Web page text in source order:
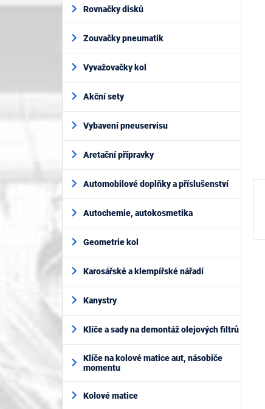
í
e
Rovnačky disků
Zouvačky pneumatik
Vyvažovačky kol
Akční sety
Vybavení pneuservisu
Aretační přípravky
Automobilové doplňky a příslušenství
Autochemie, autokosmetika
Geometrie kol
Karosářské a klempířské nářadí
Kanystry
Klíče a sady na demontáž olejových filtrů
Klíče na kolové matice aut, násobiče
momentu
Kolové matice